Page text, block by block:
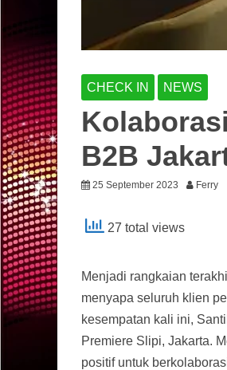
CHECK IN NEWS
B2B
25 September 2023 Ferry
27 total views
Menjadi rangkaian
menyapa seluruh klien
kesempatan kali ini,
Premiere Slipi, Jakarta.
positif untuk